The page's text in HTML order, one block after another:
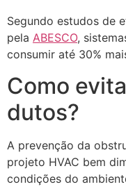
Segundo estudos de
pela ABESCO,
consumir até 30%
Como
dutos?
A prevenção da
projeto HVAC bem
condições do